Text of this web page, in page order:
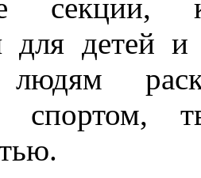
секции,
для детей и
спортом,